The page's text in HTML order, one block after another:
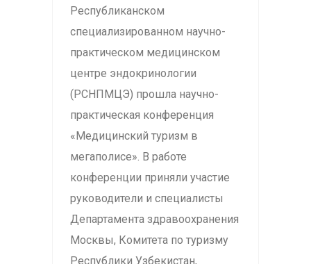
Республиканском
специализированном научно-
практическом медицинском
центре эндокринологии
(РСНПМЦЭ) прошла научно-
практическая конференция
«Медицинский туризм в
мегаполисе». В работе
конференции приняли участие
руководители и специалисты
Департамента здравоохранения
Москвы, Комитета по туризму
Республики Узбекистан,